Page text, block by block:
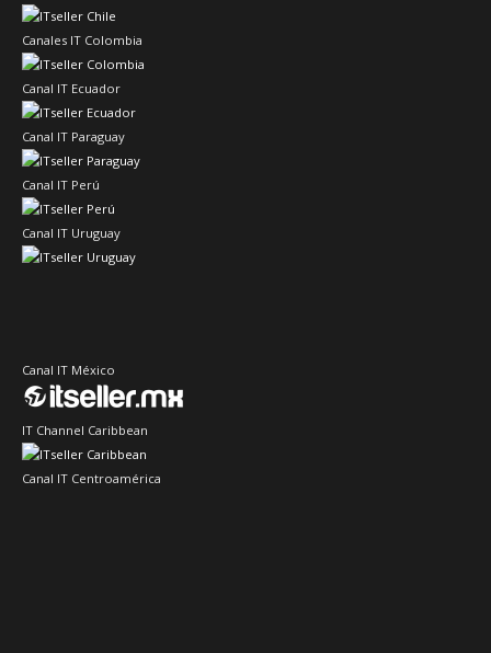
Canales IT Colombia
Canal IT Ecuador
Canal IT Paraguay
Canal IT Perú
Canal IT Uruguay
Canal IT México
IT Channel Caribbean
Canal IT Centroamérica